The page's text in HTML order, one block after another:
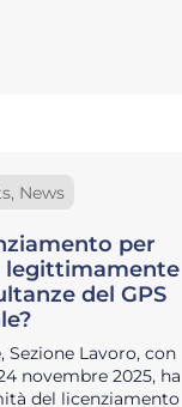
News
per
legittimamente
del GPS
Sezione Lavoro, con
novembre 2025, ha
del licenziamento